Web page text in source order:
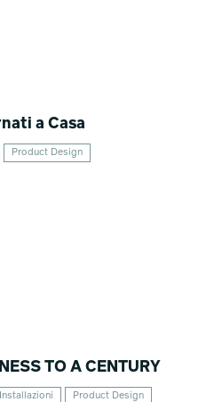
a Casa
Product Design
TO A CENTURY
Installazioni Product Design